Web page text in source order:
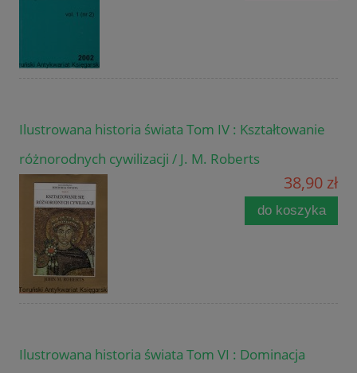
Ilustrowana historia świata Tom IV : Kształtowanie
różnorodnych cywilizacji / J. M. Roberts
38,90 zł
do koszyka
Ilustrowana historia świata Tom VI : Dominacja